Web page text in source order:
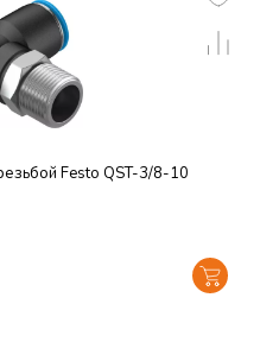
Festo QST-3/8-10